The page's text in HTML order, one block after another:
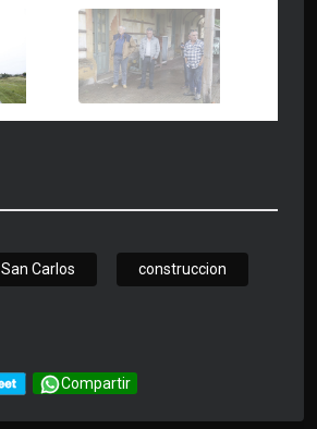
San Carlos construccion
Compartir